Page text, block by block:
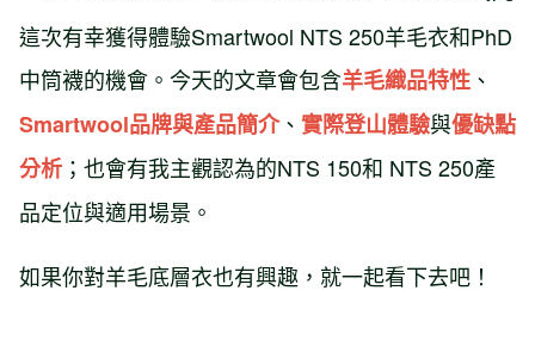
這次有幸獲得體驗Smartwool NTS 250羊毛衣和PhD
中筒襪的機會。今天的文章會包含羊毛織品特性 、
Smartwool品牌與產品簡介、 實際登山體驗與優缺點
分析 ；也會有我主觀認為的NTS 150和 NTS 250產
品定位與適用場景。
如果你對羊毛底層衣也有興趣，就一起看下去吧！